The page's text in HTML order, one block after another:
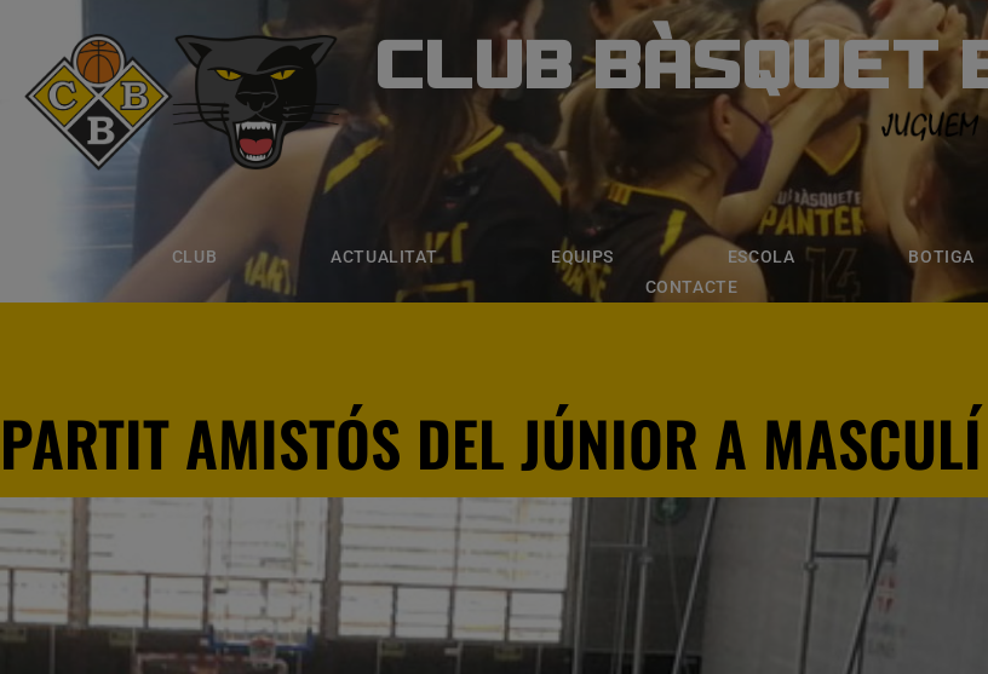
CLUB BÀSQUET
CLUB ACTUALITAT EQUIPS ESCOLA BOTIGA
CONTACTE
CLUB BÀSQUET
ACTUALITAT ESCOLA BOTIGA
PARTIT AMISTÓS DEL JÚNIOR A MASCULÍ